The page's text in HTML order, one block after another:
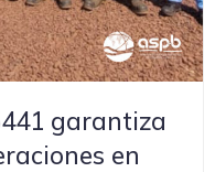
garantiza
en